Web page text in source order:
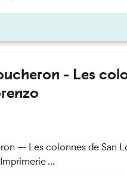
- Les
— Les colonnes de San
...